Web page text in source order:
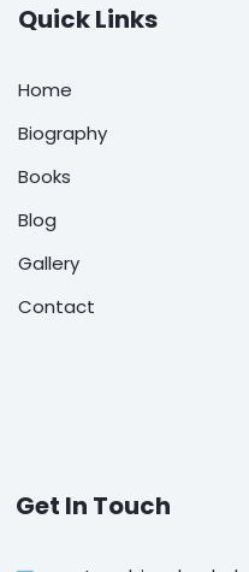
Quick Links
Home
Biography
Books
Blog
Gallery
Contact
Get In Touch